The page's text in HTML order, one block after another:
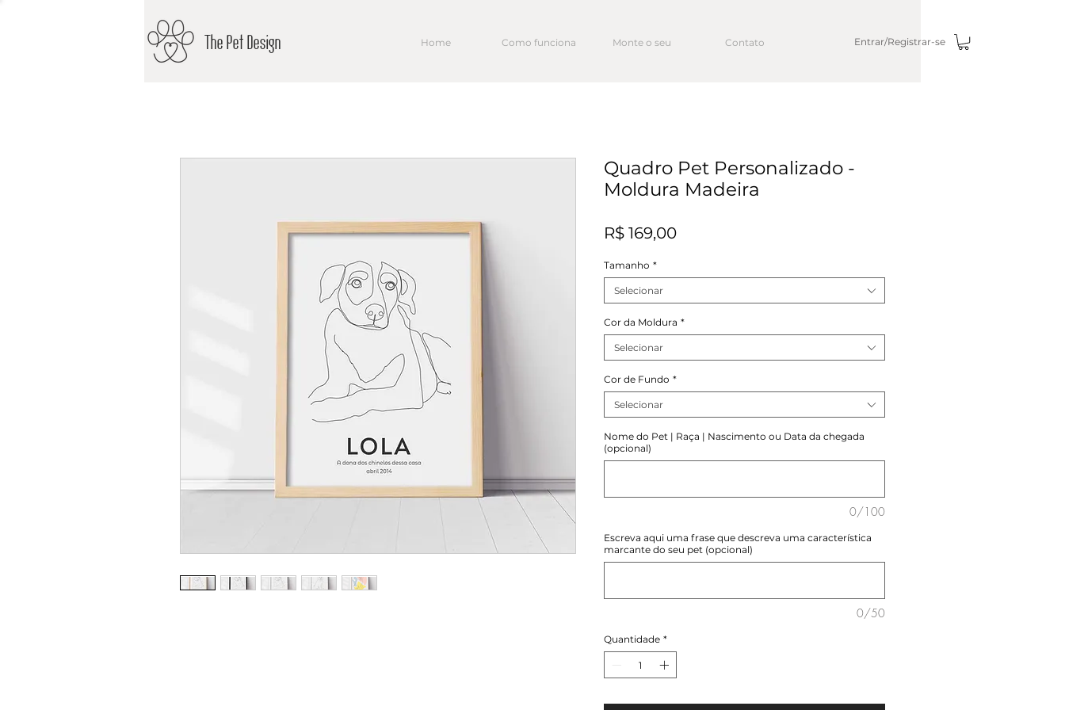
The Pet Design Home Como funciona Monte o seu Contato Entrar/Registrar-se
Quadro Pet Personalizado -
Moldura Madeira
R$ 169,00Preço
Tamanho *
Selecionar
Cor da Moldura *
Selecionar
Cor de Fundo *
Selecionar
Nome do Pet | Raça | Nascimento ou Data da chegada
(opcional)
0/100
Escreva aqui uma frase que descreva uma característica
marcante do seu pet (opcional)
0/50
Quantidade *